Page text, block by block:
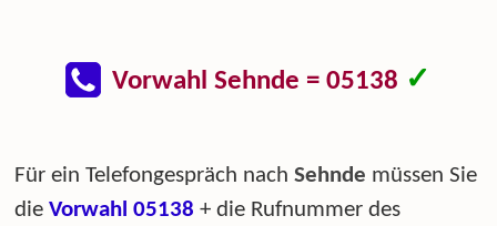
Vorwahl Sehnde = 05138 ✓
Für ein Telefongespräch nachSehnde müssen Sie
dieVorwahl 05138 + die Rufnummer des